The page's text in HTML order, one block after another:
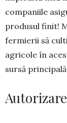
com­paniile
produsul finit!
fermierii să
agricole în
sursă